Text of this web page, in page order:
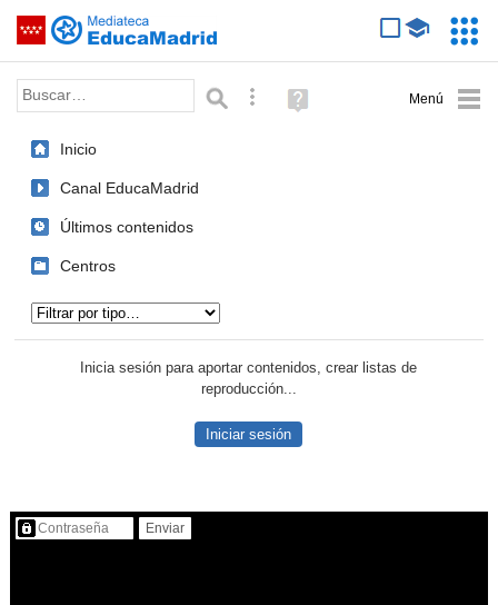
Saltar navegación
Palabra o frase: Búsqueda avanzada
Ayuda
(en
Inicio
Canal EducaMadrid
Últimos contenidos
Centros
Inicia sesión para aportar contenidos, crear listas de
reproducción...
Iniciar sesión
Contenido protegido…